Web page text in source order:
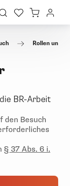
Rollen und
BR-Arbeit
den Besuch
§ 37 Abs. 6 i.